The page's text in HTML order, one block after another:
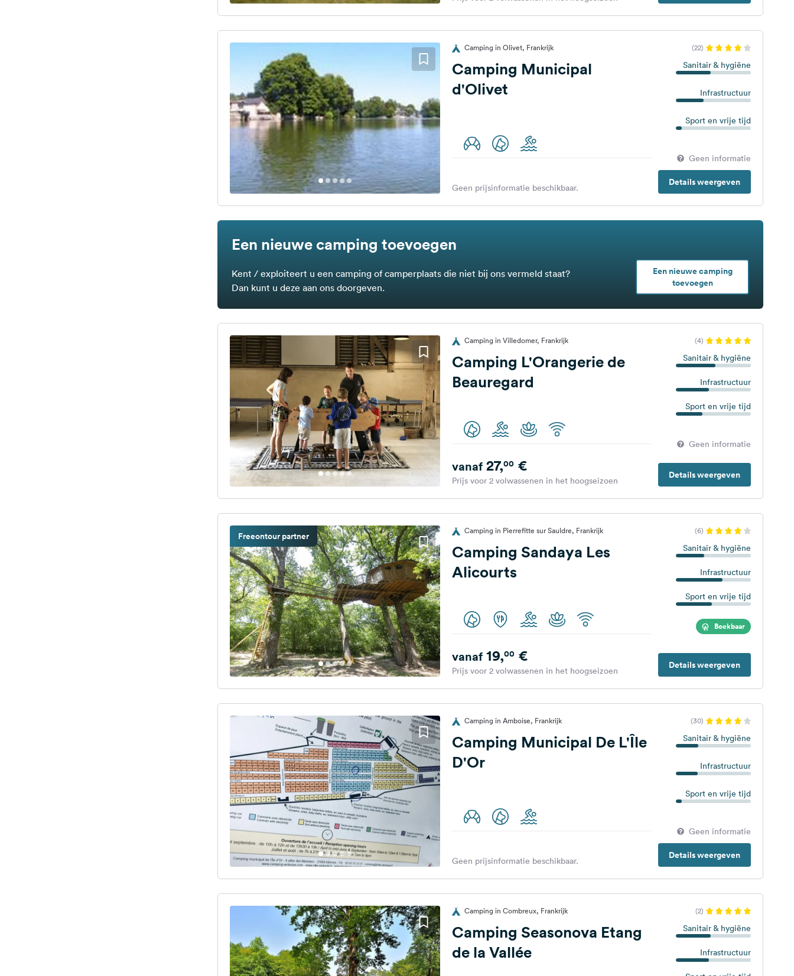
Camping in Olivet, Frankrijk (22)
Camping Municipal
d'Olivet
Sanitair & hygiëne
Infrastructuur
Sport en vrije tijd
Geen informatie
Details weergeven
Geen prijsinformatie beschikbaar.
Een nieuwe camping toevoegen
Kent / exploiteert u een camping of camperplaats die niet bij ons vermeld staat?
Dan kunt u deze aan ons doorgeven.
Een nieuwe camping
toevoegen
Camping in Villedomer, Frankrijk (4)
Camping L'Orangerie de
Beauregard
Sanitair & hygiëne
Infrastructuur
Sport en vrije tijd
Geen informatie
Details weergeven
vanaf27,00€
Prijs voor 2 volwassenen in het hoogseizoen
Freeontour partner Camping in Pierrefitte sur Sauldre, Frankrijk (6)
Camping Sandaya Les
Alicourts
Sanitair & hygiëne
Infrastructuur
Sport en vrije tijd
Boekbaar
Details weergeven
vanaf19,00€
Prijs voor 2 volwassenen in het hoogseizoen
Camping in Amboise, Frankrijk (30)
Camping Municipal De L'Île
D'Or
Sanitair & hygiëne
Infrastructuur
Sport en vrije tijd
Geen informatie
Details weergeven
Geen prijsinformatie beschikbaar.
Camping in Combreux, Frankrijk (2)
Camping Seasonova Etang
de la Vallée
Sanitair & hygiëne
Infrastructuur